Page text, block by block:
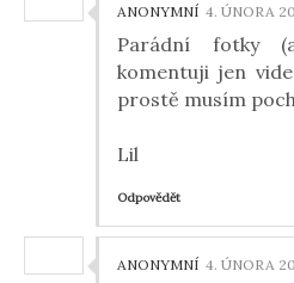
ANONYMNÍ 4. ÚNORA
Parádní fotky
komentuji jen
prostě musím
Lil
Odpovědět
ANONYMNÍ 4. ÚNORA